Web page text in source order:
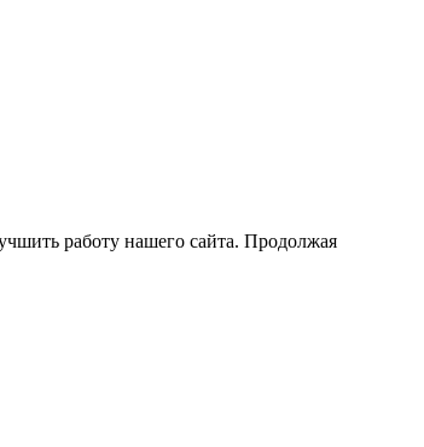
работу нашего сайта. Продолжая